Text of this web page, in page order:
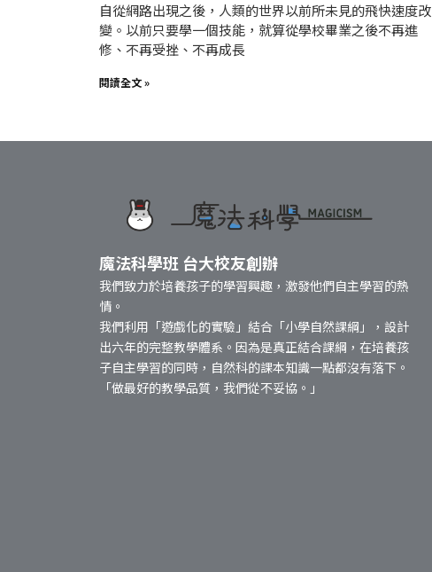
自從網路出現之後，人類的世界以前所未見的飛快速度改
變。以前只要學一個技能，就算從學校畢業之後不再進
修、不再受挫、不再成長
閱讀全文 »
魔法科學班 台大校友創辦
我們致力於培養孩子的學習興趣，激發他們自主學習的熱
情。
我們利用「遊戲化的實驗」結合「小學自然課綱」，設計
出六年的完整教學體系。因為是真正結合課綱，在培養孩
子自主學習的同時，自然科的課本知識一點都沒有落下。
「做最好的教學品質，我們從不妥協。」